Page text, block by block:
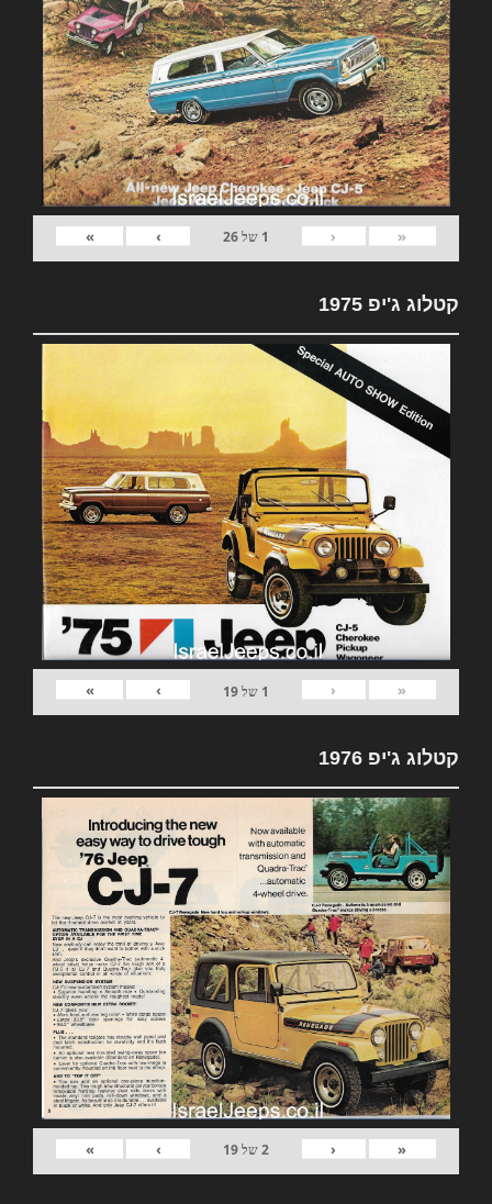
«
‹
1 של26
›
»
קטלוג ג'יפ 1975
«
‹
1 של19
›
»
קטלוג ג'יפ 1976
«
‹
2של19
›
»